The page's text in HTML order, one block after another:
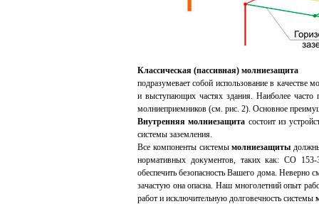
Классическая (пассивная) молниезащита
подразумевает собой использование в качестве
и выступающих частях здания. Наиболее
молниеприемников (см. рис. 2). Основное
Внутренняя молниезащита состоит из
системы заземления.
Все компоненты системымолниезащиты
нормативных документов, таких как: СО
обеспечить безопасность Вашего дома. Неверно
зачастую она опасна. Наш многолетний опыт
работ и исключительную долговечность системы